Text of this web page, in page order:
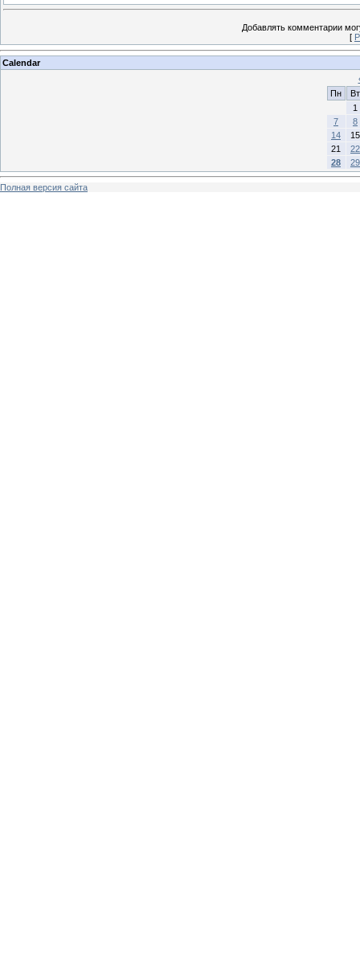
Добавлять комментарии
[
Calendar
Пн
Вт
1
7
8
14
15
21
22
28
29
Полная версия сайта